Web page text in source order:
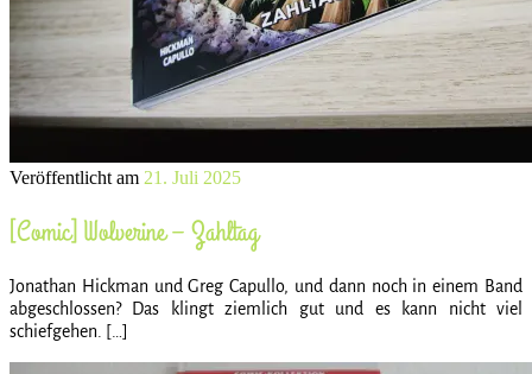
Veröffentlicht am 21. Juli 2025
[Comic] Wolverine – Zahltag
Jonathan Hickman und Greg Capullo, und dann noch in einem Band
abgeschlossen? Das klingt ziemlich gut und es kann nicht viel
schiefgehen. […]